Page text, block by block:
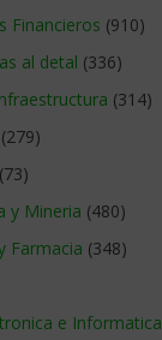
Financieros (910)
al detal (336)
(314)
(279)
(73)
y Mineria (480)
Farmacia (348)
e Informatica